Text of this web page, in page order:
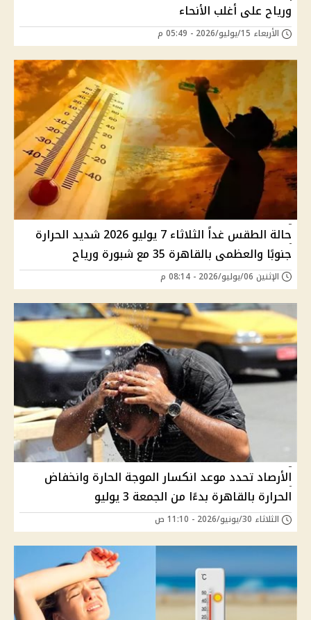
ورياح على أغلب الأنحاء
الأربعاء 15/يوليو/2026 - 05:49 م
حالة الطقس غداً الثلاثاء 7 يوليو 2026 شديد الحرارة
جنوبًا والعظمى بالقاهرة 35 مع شبورة ورياح
الإثنين 06/يوليو/2026 - 08:14 م
الأرصاد تحدد موعد انكسار الموجة الحارة وانخفاض
الحرارة بالقاهرة بدءًا من الجمعة 3 يوليو
الثلاثاء 30/يونيو/2026 - 11:10 ص